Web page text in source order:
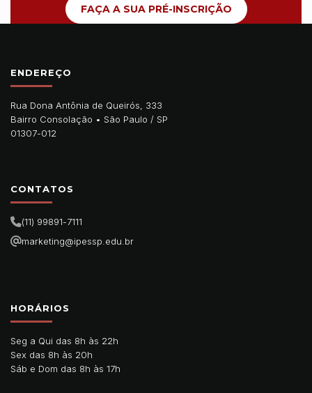
FAÇA A SUA PRÉ-INSCRIÇÃO
ENDEREÇO
Rua Dona Antônia de Queirós, 333
Bairro Consolação • São Paulo / SP
01307-012
CONTATOS
(11) 99891-7111
marketing@ipessp.edu.br
HORÁRIOS
Seg a Qui das 8h às 22h
Sex das 8h às 20h
Sáb e Dom das 8h às 17h